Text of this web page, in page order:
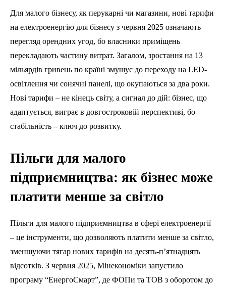
Для малого бізнесу, як перукарні чи магазини, нові тарифи
на електроенергію для бізнесу з червня 2025 означають
перегляд орендних угод, бо власники приміщень
перекладають частину витрат. Загалом, зростання на 13
мільярдів гривень по країні змушує до переходу на LED-
освітлення чи сонячні панелі, що окупаються за два роки.
Нові тарифи – не кінець світу, а сигнал до дій: бізнес, що
адаптується, виграє в довгостроковій перспективі, бо
стабільність – ключ до розвитку.
Пільги для малого
підприємництва: як бізнес може
платити менше за світло
Пільги для малого підприємництва в сфері електроенергії
– це інструменти, що дозволяють платити менше за світло,
зменшуючи тягар нових тарифів на десять-п’ятнадцять
відсотків. З червня 2025, Мінекономіки запустило
програму “ЕнергоСмарт”, де ФОПи та ТОВ з оборотом до